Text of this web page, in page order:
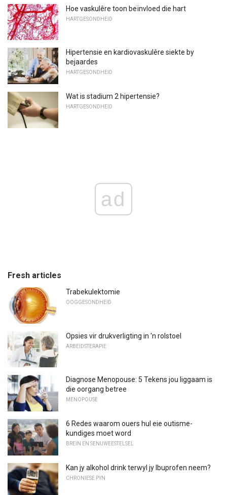
Hoe vaskulêre toon beïnvloed die hart
HARTGESONDHEID
Hipertensie en kardiovaskulêre siekte by
bejaardes
HARTGESONDHEID
Wat is stadium 2 hipertensie?
HARTGESONDHEID
ad
Fresh articles
Trabekulektomie
OOGGESONDHEID
Opsies vir drukverligting in 'n rolstoel
ARBEIDSTERAPIE
Diagnose Menopouse: 5 Tekens jou liggaam is
die oorgang betree
MENOPOUSE
6 Redes waarom ouers hul eie outisme-
kundiges moet word
BREIN EN SENUWEESTELSEL
Kan jy alkohol drink terwyl jy Ibuprofen neem?
CHRONIESE PYN